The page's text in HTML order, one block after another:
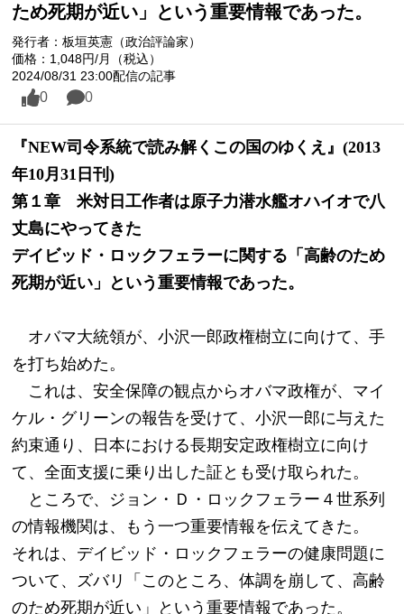
ため死期が近い」という重要情報であった。
発行者：板垣英憲（政治評論家）
価格：1,048円/月（税込）
2024/08/31 23:00配信の記事
0 0
『NEW司令系統で読み解くこの国のゆくえ』(2013
年10月31日刊)
第１章　米対日工作者は原子力潜水艦オハイオで八
丈島にやってきた
デイビッド・ロックフェラーに関する「高齢のため
死期が近い」という重要情報であった。
オバマ大統領が、小沢一郎政権樹立に向けて、手
を打ち始めた。
これは、安全保障の観点からオバマ政権が、マイ
ケル・グリーンの報告を受けて、小沢一郎に与えた
約束通り、日本における長期安定政権樹立に向け
て、全面支援に乗り出した証とも受け取られた。
ところで、ジョン・Ｄ・ロックフェラー４世系列
の情報機関は、もう一つ重要情報を伝えてきた。
それは、デイビッド・ロックフェラーの健康問題に
ついて、ズバリ「このところ、体調を崩して、高齢
のため死期が近い」という重要情報であった。